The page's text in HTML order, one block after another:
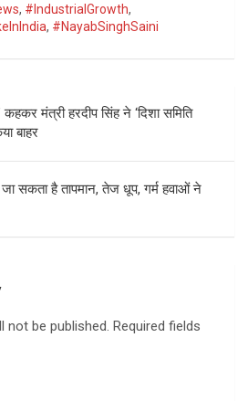
, #IndustrialGrowth,
, #NayabSinghSaini
कहकर मंत्री हरदीप सिंह ने ‘दिशा समिति
बाहर
जा सकता है तापमान, तेज धूप, गर्म हवाओं ने
not be published. Required fields